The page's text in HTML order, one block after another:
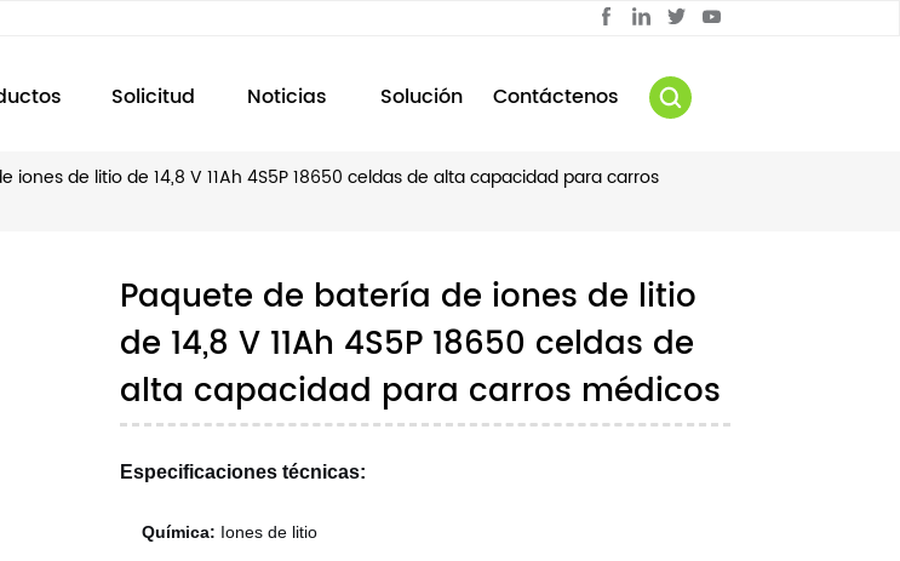
Solicitud Noticias Solución Contáctenos
iones de litio de 14,8 V 11Ah 4S5P 18650 celdas de alta capacidad para carros
Paquete de batería de iones de litio
de 14,8 V 11Ah 4S5P 18650 celdas de
alta capacidad para carros médicos
Especificaciones técnicas:
Química: Iones de litio